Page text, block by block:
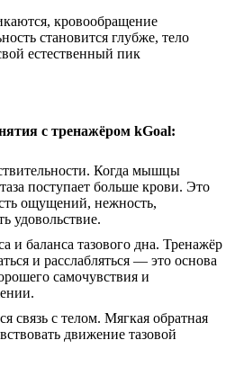
кровообращение
становится глубже, тело
естественный пик
с тренажёром kGoal:
Когда мышцы
поступает больше крови. Это
ощущений, нежность,
удовольствие.
и баланса тазового дна. Тренажёр
и расслабляться — это основа
самочувствия и
связь с телом. Мягкая обратная
движение тазовой